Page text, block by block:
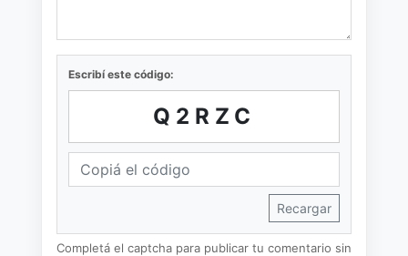
Escribí este código:
Q2RZC
Recargar
Completá el captcha para publicar tu comentario sin